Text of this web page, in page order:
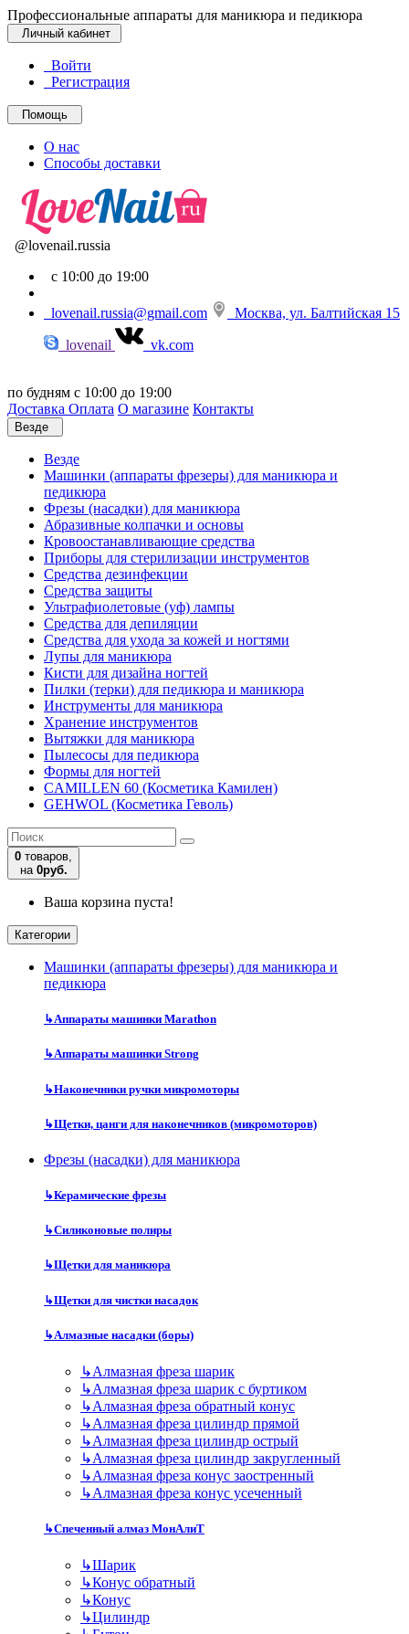
Профессиональные аппараты для маникюра и педикюра
Личный кабинет
Войти
Регистрация
Помощь
О нас
Способы доставки
@lovenail.russia
с 10:00 до 19:00
lovenail.russia@gmail.com Москва, ул. Балтийская 15
lovenail vk.com
по будням с 10:00 до 19:00
Доставка Оплата О магазине Контакты
Везде
Везде
Машинки (аппараты фрезеры) для маникюра и
педикюра
Фрезы (насадки) для маникюра
Абразивные колпачки и основы
Кровоостанавливающие средства
Приборы для стерилизации инструментов
Средства дезинфекции
Средства защиты
Ультрафиолетовые (уф) лампы
Средства для депиляции
Средства для ухода за кожей и ногтями
Лупы для маникюра
Кисти для дизайна ногтей
Пилки (терки) для педикюра и маникюра
Инструменты для маникюра
Хранение инструментов
Вытяжки для маникюра
Пылесосы для педикюра
Формы для ногтей
CAMILLEN 60 (Косметика Камилен)
GEHWOL (Косметика Геволь)
0 товаров,
на 0руб.
Ваша корзина пуста!
Категории
Машинки (аппараты фрезеры) для маникюра и
педикюра
↳Аппараты машинки Marathon
↳Аппараты машинки Strong
↳Наконечники ручки микромоторы
↳Щетки, цанги для наконечников (микромоторов)
Фрезы (насадки) для маникюра
↳Керамические фрезы
↳Силиконовые полиры
↳Щетки для маникюра
↳Щетки для чистки насадок
↳Алмазные насадки (боры)
↳Алмазная фреза шарик
↳Алмазная фреза шарик с буртиком
↳Алмазная фреза обратный конус
↳Алмазная фреза цилиндр прямой
↳Алмазная фреза цилиндр острый
↳Алмазная фреза цилиндр закругленный
↳Алмазная фреза конус заостренный
↳Алмазная фреза конус усеченный
↳Спеченный алмаз МонАлиТ
↳Шарик
↳Конус обратный
↳Конус
↳Цилиндр